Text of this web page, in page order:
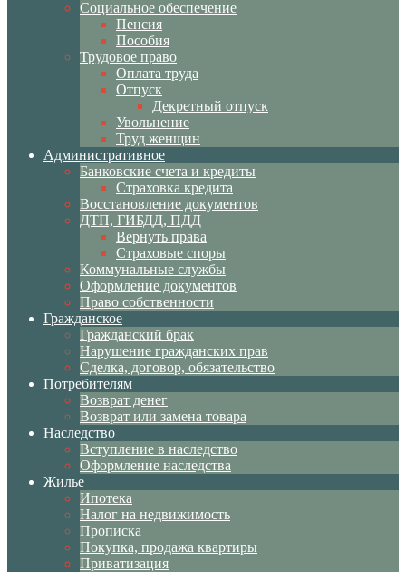
Социальное обеспечение
Пенсия
Пособия
Трудовое право
Оплата труда
Отпуск
Декретный отпуск
Увольнение
Труд женщин
Административное
Банковские счета и кредиты
Страховка кредита
Восстановление документов
ДТП, ГИБДД, ПДД
Вернуть права
Страховые споры
Коммунальные службы
Оформление документов
Право собственности
Гражданское
Гражданский брак
Нарушение гражданских прав
Сделка, договор, обязательство
Потребителям
Возврат денег
Возврат или замена товара
Наследство
Вступление в наследство
Оформление наследства
Жилье
Ипотека
Налог на недвижимость
Прописка
Покупка, продажа квартиры
Приватизация